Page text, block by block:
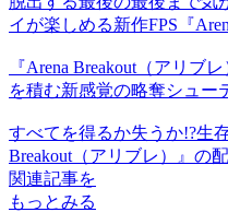
イが楽しめる新作FPS『
『Arena Breakout（アリブ
を積む新感覚の略奪シュー
すべてを得るか失うか!?生
Breakout（アリブレ）』の
関連記事を
もっとみる